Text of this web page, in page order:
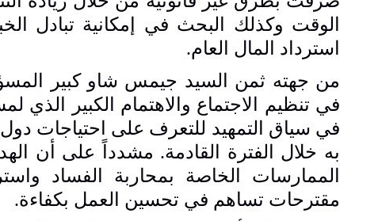
الوقت وكذلك البحث في إمكانية تبادل
استرداد المال العام.
من جهته ثمن السيد جيمس شاو كبير
في تنظيم الاجتماع والاهتمام الكبير الذي
في سياق التمهيد للتعرف على احتياجات دول
به خلال الفترة القادمة. مشدداً على أن
الممارسات الخاصة بمحاربة الفساد
مقترحات تساهم في تحسين العمل بكفاءة.